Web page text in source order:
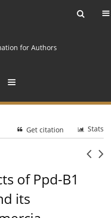
for Authors
Stats
Get citation
of Ppd-B1
its